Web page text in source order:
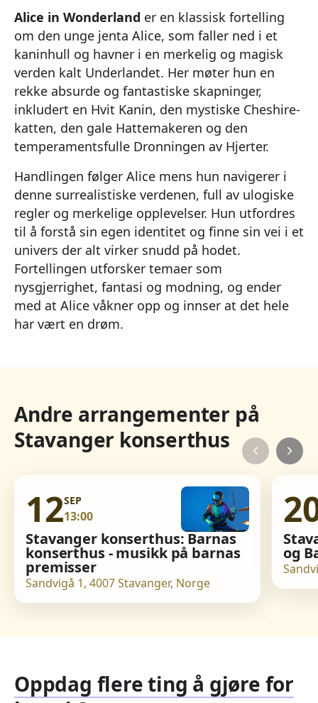
Alice in Wonderland er en klassisk fortelling
om den unge jenta Alice, som faller ned i et
kaninhull og havner i en merkelig og magisk
verden kalt Underlandet. Her møter hun en
rekke absurde og fantastiske skapninger,
inkludert en Hvit Kanin, den mystiske Cheshire-
katten, den gale Hattemakeren og den
temperamentsfulle Dronningen av Hjerter.
Handlingen følger Alice mens hun navigerer i
denne surrealistiske verdenen, full av ulogiske
regler og merkelige opplevelser. Hun utfordres
til å forstå sin egen identitet og finne sin vei i et
univers der alt virker snudd på hodet.
Fortellingen utforsker temaer som
nysgjerrighet, fantasi og modning, og ender
med at Alice våkner opp og innser at det hele
har vært en drøm.
Andre arrangementer på
Stavanger konserthus
12SEP
13:00
Stavanger konserthus: Barnas
konserthus - musikk på barnas
premisser
Sandvigå 1, 4007 Stavanger, Norge
og
Oppdag flere ting å gjøre for